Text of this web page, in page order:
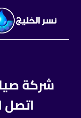
شركة
اتصل الان